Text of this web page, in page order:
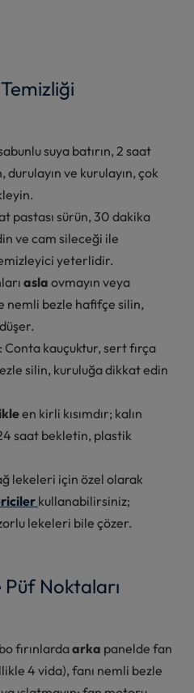
Temizliği
suya batırın, 2 saat
durulayın ve kurulayın, çok
pastası sürün, 30 dakika
ve cam sileceği ile
yeterlidir.
asla ovmayın veya
nemli bezle hafifçe silin,
kauçuktur, sert fırça
silin, kuruluğa dikkat edin
en kirli kısımdır; kalın
saat bekletin, plastik
lekeleri için özel olarak
kullanabilirsiniz;
lekeleri bile çözer.
Püf Noktaları
fırınlardaarka panelde fan
4 vida), fanı nemli bezle